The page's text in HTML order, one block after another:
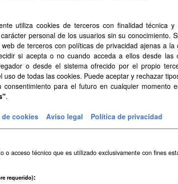
utiliza cookies de terceros con finalidad técnica y
personal de los usuarios sin su conocimiento.
de terceros con políticas de privacidad ajenas a la
si acepta o no cuando acceda a ellos desde las
o desde el sistema ofrecido por el propio
uso de todas las cookies. Puede aceptar y rechazar
consentimiento para el futuro en cualquier momento
.
de cookies Aviso legal Política de privacidad
o acceso técnico que es utilizado exclusivamente con fines
requerido)